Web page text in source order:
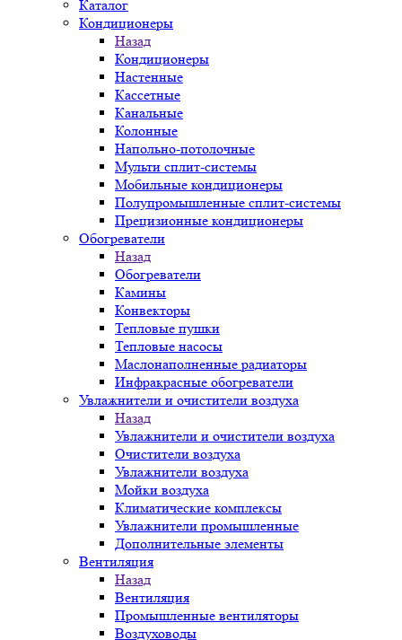
Каталог
Кондиционеры
Назад
Кондиционеры
Настенные
Кассетные
Канальные
Колонные
Напольно-потолочные
Мульти сплит-системы
Мобильные кондиционеры
Полупромышленные сплит-системы
Прецизионные кондиционеры
Обогреватели
Назад
Обогреватели
Камины
Конвекторы
Тепловые пушки
Тепловые насосы
Маслонаполненные радиаторы
Инфракрасные обогреватели
Увлажнители и очистители воздуха
Назад
Увлажнители и очистители воздуха
Очистители воздуха
Увлажнители воздуха
Мойки воздуха
Климатические комплексы
Увлажнители промышленные
Дополнительные элементы
Вентиляция
Назад
Вентиляция
Промышленные вентиляторы
Воздуховоды